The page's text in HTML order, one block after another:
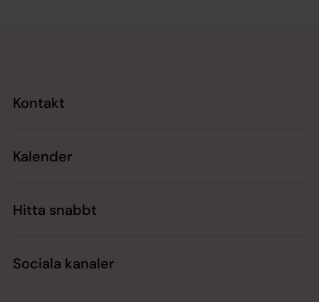
Kontakt
Kalender
Hitta snabbt
Sociala kanaler